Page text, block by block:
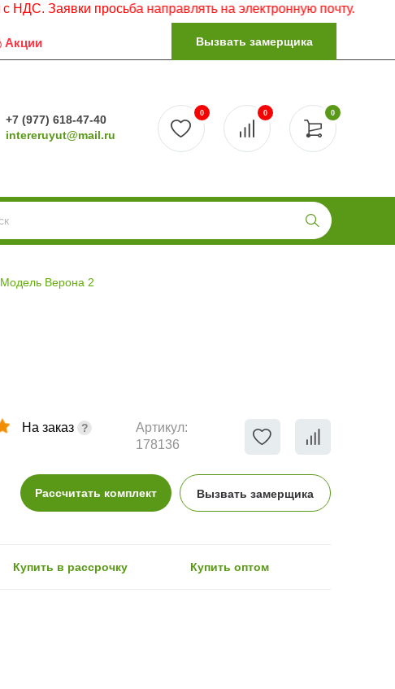
просьба направлять на электронную почту.
Акции Вызвать замерщика
+7 (977) 618-47-40
intereruyut@mail.ru
0
0 0
Модель Верона 2
На заказ
Артикул:
178136
Рассчитать комплект Вызвать замерщика
Купить в рассрочку Купить оптом